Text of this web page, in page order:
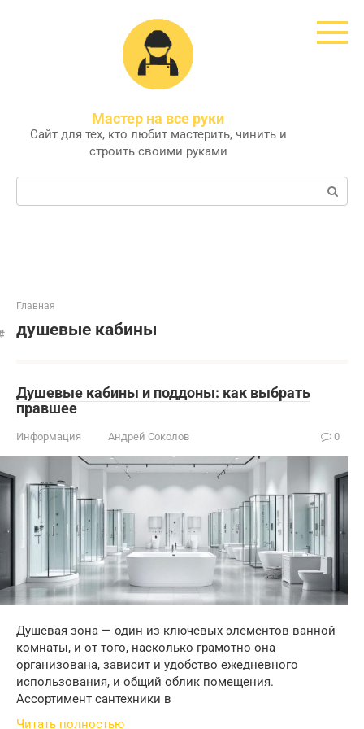
Мастер на все руки
Сайт для тех, кто любит мастерить, чинить и
строить своими руками
Поиск:
Главная
душевые кабины
Душевые кабины и поддоны: как выбрать
правшее
Информация Андрей Соколов 0
Душевая зона — один из ключевых элементов ванной
комнаты, и от того, насколько грамотно она
организована, зависит и удобство ежедневного
использования, и общий облик помещения.
Ассортимент сантехники в
Читать полностью